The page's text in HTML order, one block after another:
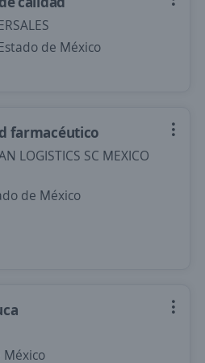
de México
farmacéutico
LOGISTICS SC MEXICO
de México
México